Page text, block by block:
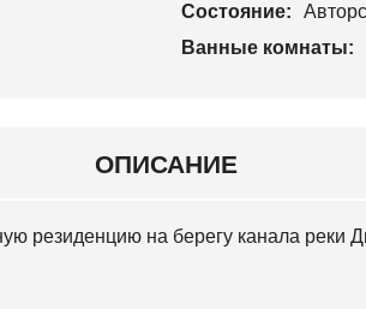
С
И
Состояние:
Ванные комнаты:
ОПИСАНИЕ
резиденцию на берегу канала реки